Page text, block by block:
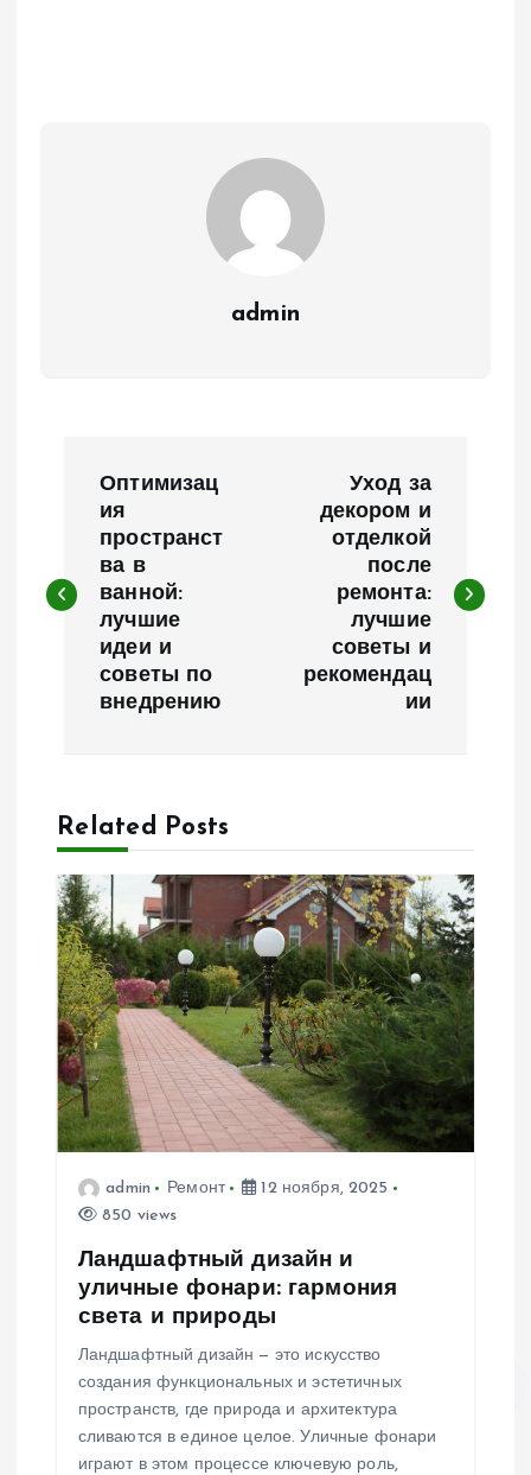
admin
в
ц
и
я
п
о
з
а
Оптимизац
ия
пространст
ва в
ванной:
лучшие
идеи и
советы по
внедрению
Уход за
декором и
отделкой
после
ремонта:
лучшие
советы и
рекомендац
ии
Related Posts
admin Ремонт
12 ноября, 2025
850 views
Ландшафтный дизайн и
уличные фонари: гармония
света и природы
Ландшафтный дизайн — это искусство
создания функциональных и эстетичных
пространств, где природа и архитектура
сливаются в единое целое. Уличные фонари
играют в этом процессе ключевую роль,